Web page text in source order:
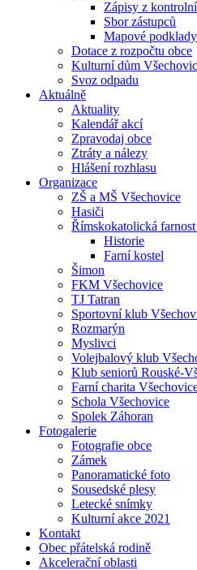
Zápisy z
Sbor zástupců
Mapové podklady
Dotace z rozpočtu obce
Kulturní dům
Svoz odpadu
Aktuálně
Aktuality
Kalendář akcí
Zpravodaj obce
Ztráty a nálezy
Hlášení rozhlasu
Organizace
ZŠ a MŠ Všechovice
Hasiči
Římskokatolická
Historie
Farní kostel
Šimon
FKM Všechovice
TJ Tatran
Sportovní klub
Rozmarýn
Myslivci
Volejbalový klub
Klub seniorů Rouské-
Farní charita
Schola Všechovice
Spolek Záhoran
Fotogalerie
Fotografie obce
Zámek
Panoramatické foto
Sousedské plesy
Letecké snímky
Kulturní akce 2021
Kontakt
Obec přátelská rodině
Akcelerační oblasti